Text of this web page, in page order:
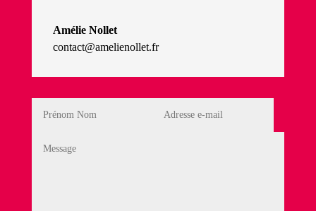
Amélie Nollet
contact@amelienollet.fr